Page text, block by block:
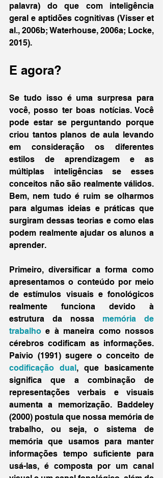
palavra) do que com inteligência
geral e aptidões cognitivas (Visser et
al., 2006b; Waterhouse, 2006a; Locke,
2015).
E agora?
Se tudo isso é uma surpresa para
você, posso ter boas notícias. Você
pode estar se perguntando porque
criou tantos planos de aula levando
em consideração os diferentes
estilos de aprendizagem e as
múltiplas inteligências se esses
conceitos não são realmente válidos.
Bem, nem tudo é ruim se olharmos
para algumas ideias e práticas que
surgiram dessas teorias e como elas
podem realmente ajudar os alunos a
aprender.
Primeiro, diversificar a forma como
apresentamos o conteúdo por meio
de estímulos visuais e fonológicos
realmente funciona devido à
estrutura da nossa memória de
trabalho e à maneira como nossos
cérebros codificam as informações.
codificação dual, que basicamente
significa que a combinação de
representações verbais e visuais
aumenta a memorização. Baddeley
(2000) postula que nossa memória de
trabalho, ou seja, o sistema de
memória que usamos para manter
informações tempo suficiente para
usá-las, é composta por um canal